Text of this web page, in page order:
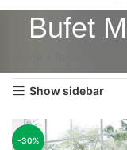
Bufet
Bufet
Show sidebar
-30%